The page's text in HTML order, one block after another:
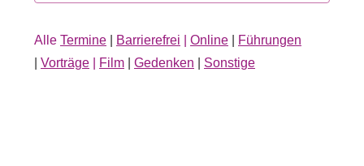
Alle Termine Barrierefrei Online
Führungen
Vorträge Film Gedenken Sonstige